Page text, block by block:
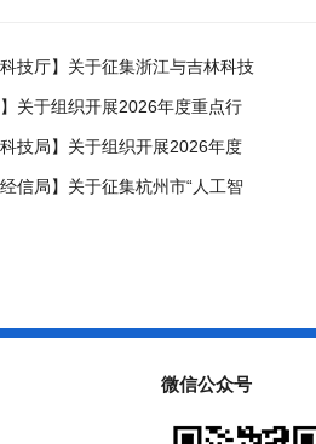
科技厅】关于征集浙江与吉林科技
事项的通知
】关于组织开展2026年度重点行
领跑者企业推荐工作的通知
科技局】关于组织开展2026年度
中心申报工作的通知
经信局】关于征集杭州市“人工智
微信公众号